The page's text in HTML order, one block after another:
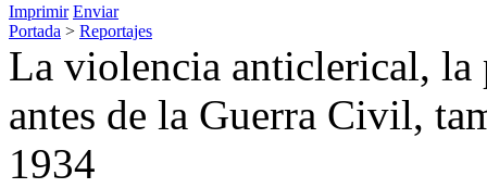
Imprimir Enviar
Portada > Reportajes
La violencia anticlerical, la
antes de la Guerra Civil,
1934